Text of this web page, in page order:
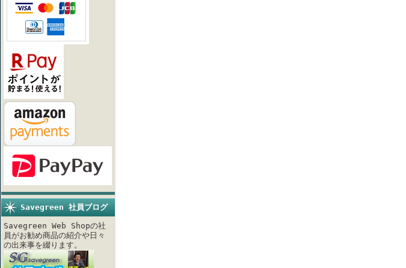
Savegreen 社員ブログ
Savegreen Web Shopの社
員がお勧め商品の紹介や日々
の出来事を綴ります。